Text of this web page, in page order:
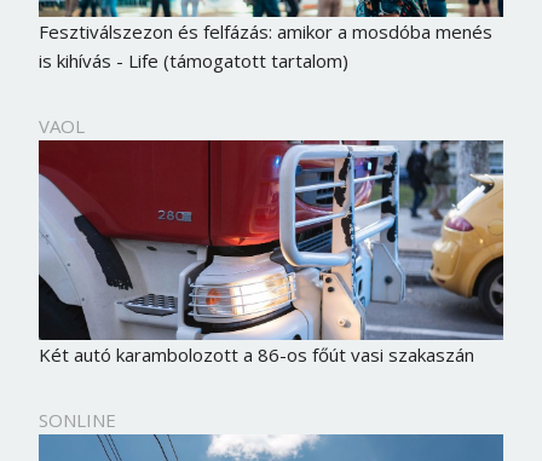
Fesztiválszezon és felfázás: amikor a mosdóba menés
is kihívás - Life (támogatott tartalom)
VAOL
Két autó karambolozott a 86-os főút vasi szakaszán
SONLINE